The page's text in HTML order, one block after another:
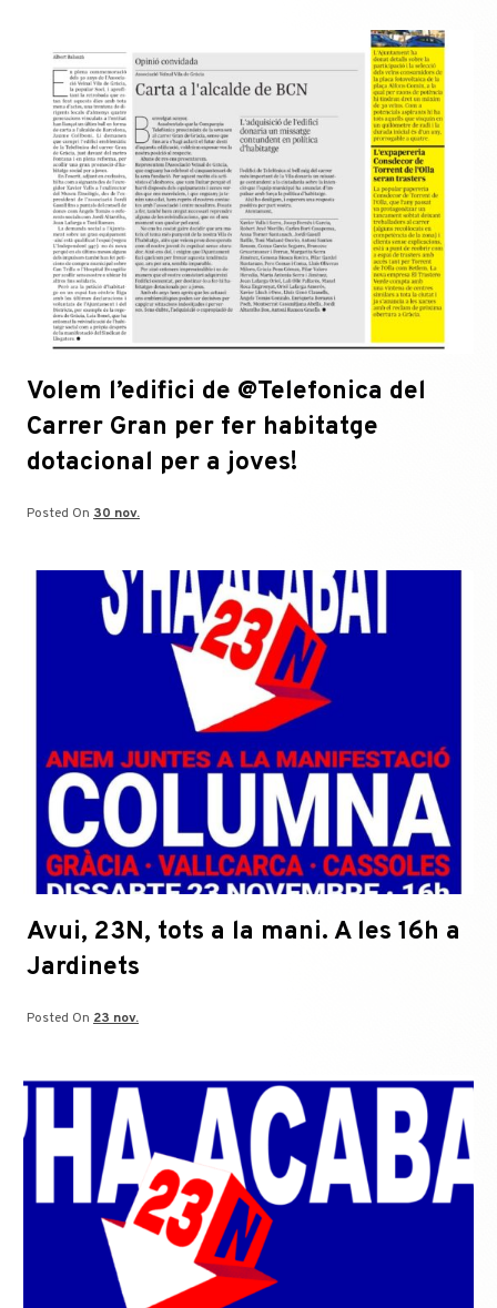
Volem l’edifici de @Telefonica del
Carrer Gran per fer habitatge
dotacional per a joves!
Posted On 30 nov.
Avui, 23N, tots a la mani. A les 16h a
Jardinets
Posted On 23 nov.